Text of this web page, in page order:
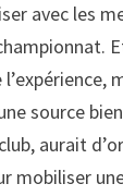
avec les
source
aurait
mobiliser